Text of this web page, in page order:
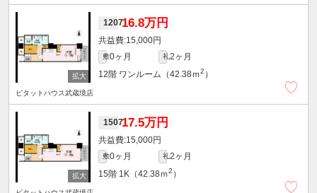
120716.8万円
15,000円
敷0ヶ月 礼2ヶ月
12階 ワンルーム（42.38ｍ2 ）
ピタットハウス武蔵境店
150717.5万円
15,000円
敷0ヶ月 礼2ヶ月
15階 1K（42.38ｍ2 ）